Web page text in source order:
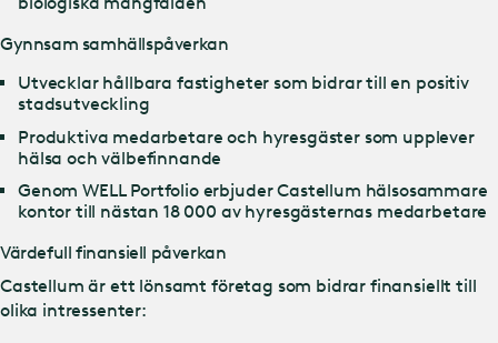
Gynnsam samhällspåverkan
Utvecklar hållbara fastigheter som bidrar till en positiv
stadsutveckling
Produktiva medarbetare och hyresgäster som upplever
hälsa och välbefinnande
Genom WELL Portfolio erbjuder Castellum hälsosammare
kontor till nästan 18 000 av hyresgästernas medarbetare
Värdefull finansiell påverkan
Castellum är ett lönsamt företag som bidrar finansiellt till
olika intressenter: